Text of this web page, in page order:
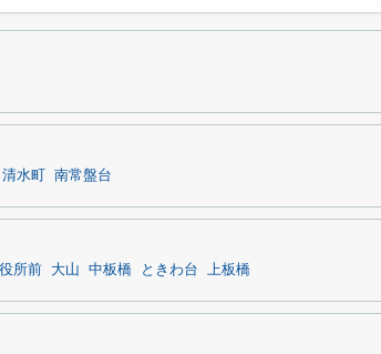
清水町 南常盤台
所前 大山 中板橋 ときわ台 上板橋